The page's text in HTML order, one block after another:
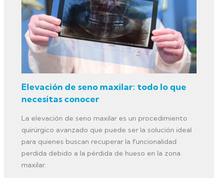
Elevación de seno maxilar: todo lo que
necesitas conocer
La elevación de seno maxilar es un procedimiento
quirúrgico avanzado que puede ser la solución ideal
para quienes buscan recuperar la funcionalidad
perdida debido a la pérdida de hueso en la zona
maxilar.